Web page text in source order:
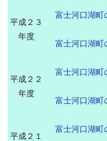
平成２３
年度
富士河口湖町
富士河口湖町
平成２２
年度
富士河口湖町
富士河口湖町
平成２１
富士河口湖町